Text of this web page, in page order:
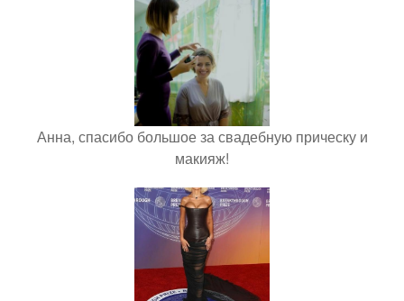
Анна, спасибо большое за свадебную прическу и
макияж!